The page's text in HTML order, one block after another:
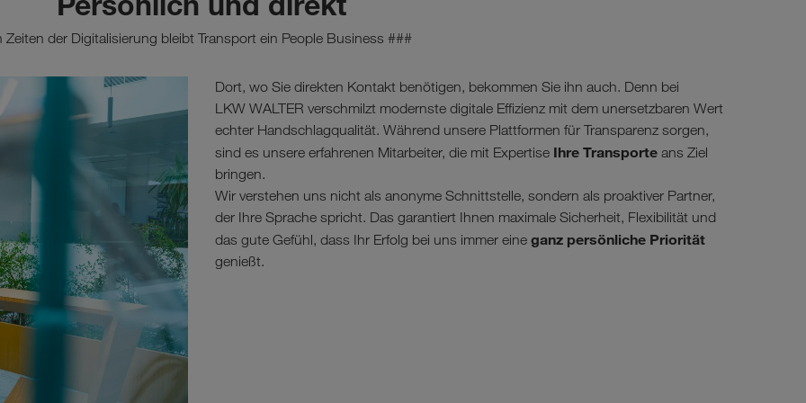
Zeiten der Digitalisierung bleibt Transport ein People Business ###
Dort, wo Sie direkten Kontakt benötigen, bekommen Sie ihn auch. Denn bei
LKW WALTER verschmilzt modernste digitale Effizienz mit dem unersetzbaren Wert
echter Handschlagqualität. Während unsere Plattformen für Transparenz sorgen,
sind es unsere erfahrenen Mitarbeiter, die mit Expertise Ihre Transporte ans Ziel
bringen.
Wir verstehen uns nicht als anonyme Schnittstelle, sondern als proaktiver Partner,
der Ihre Sprache spricht. Das garantiert Ihnen maximale Sicherheit, Flexibilität und
das gute Gefühl, dass Ihr Erfolg bei uns immer eine ganz persönliche Priorität
genießt.